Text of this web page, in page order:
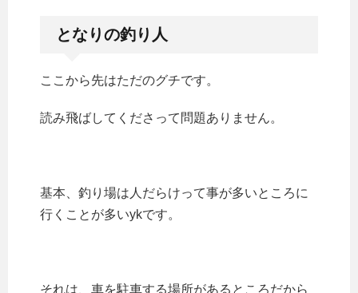
となりの釣り人
ここから先はただのグチです。
読み飛ばしてくださって問題ありません。
基本、釣り場は人だらけって事が多いところに
行くことが多いykです。
それは、車を駐車する場所があるところだから